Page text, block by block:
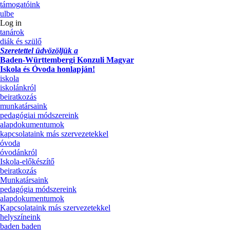
támogatóink
ulbe
Log in
tanárok
diák és szülő
Szeretettel üdvözöljük a
Baden-Württembergi Konzuli Magyar
Iskola és Óvoda honlapján!
iskola
iskolánkról
beiratkozás
munkatársaink
pedagógiai módszereink
alapdokumentumok
kapcsolataink más szervezetekkel
óvoda
óvodánkról
Iskola-előkészítő
beiratkozás
Munkatársaink
pedagógia módszereink
alapdokumentumok
Kapcsolataink más szervezetekkel
helyszíneink
baden baden